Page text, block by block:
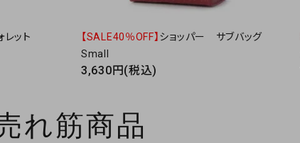
ット 【SALE40％OFF】 ショッパー サブバッグ
Small
3,630円(税込)
れ筋商品